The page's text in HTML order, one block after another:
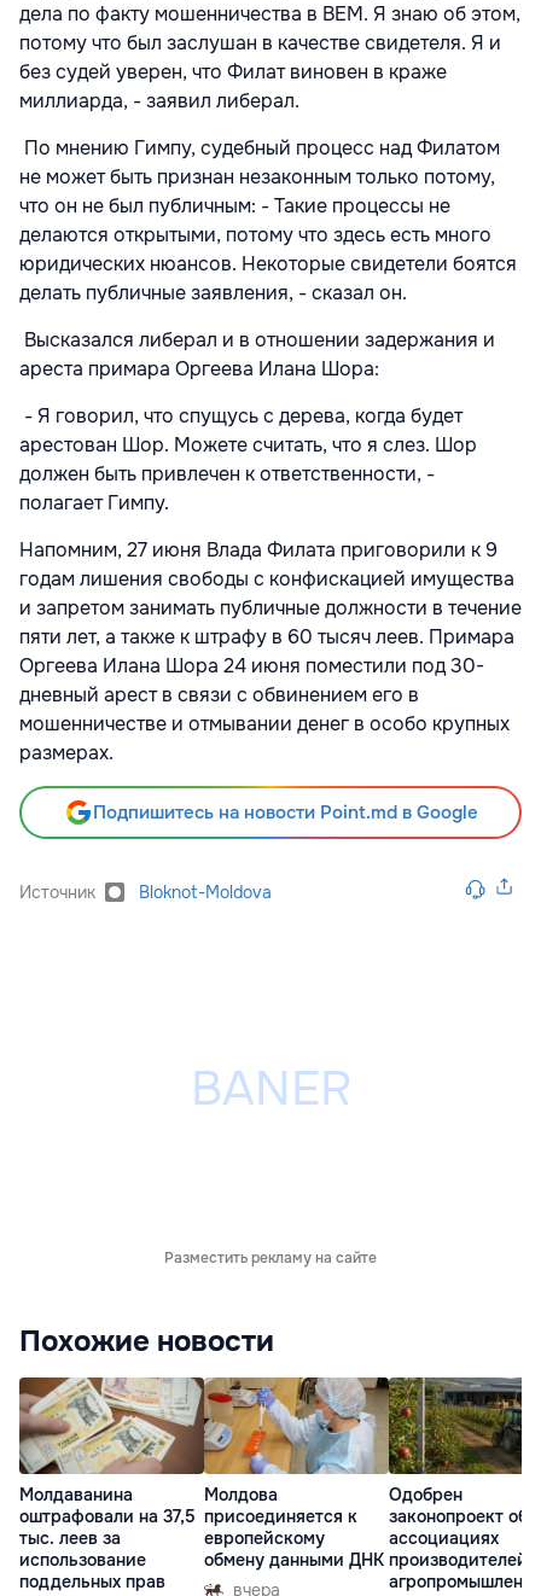
дела по факту мошенничества в ВЕМ. Я знаю об этом,
потому что был заслушан в качестве свидетеля. Я и
без судей уверен, что Филат виновен в краже
миллиарда, - заявил либерал.
По мнению Гимпу, судебный процесс над Филатом
не может быть признан незаконным только потому,
что он не был публичным: - Такие процессы не
делаются открытыми, потому что здесь есть много
юридических нюансов. Некоторые свидетели боятся
делать публичные заявления, - сказал он.
Высказался либерал и в отношении задержания и
ареста примара Оргеева Илана Шора:
- Я говорил, что спущусь с дерева, когда будет
арестован Шор. Можете считать, что я слез. Шор
должен быть привлечен к ответственности, -
полагает Гимпу.
Напомним, 27 июня Влада Филата приговорили к 9
годам лишения свободы с конфискацией имущества
и запретом занимать публичные должности в течение
пяти лет, а также к штрафу в 60 тысяч леев. Примара
Оргеева Илана Шора 24 июня поместили под 30-
дневный арест в связи с обвинением его в
мошенничестве и отмывании денег в особо крупных
размерах.
Подпишитесь на новости Point.md в Google
Источник Bloknot-Moldova
Разместить рекламу на сайте
Похожие новости
Молдаванина
оштрафовали на 37,5
тыс. леев за
использование
поддельных прав
Молдова
присоединяется к
европейскому
обмену данными ДНК
вчера
Одобрен
законопроект об
ассоциациях
производителей в